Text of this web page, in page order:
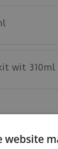
wit 310ml
website